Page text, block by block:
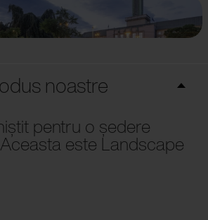
noastre
pentru o ședere
este Landscape